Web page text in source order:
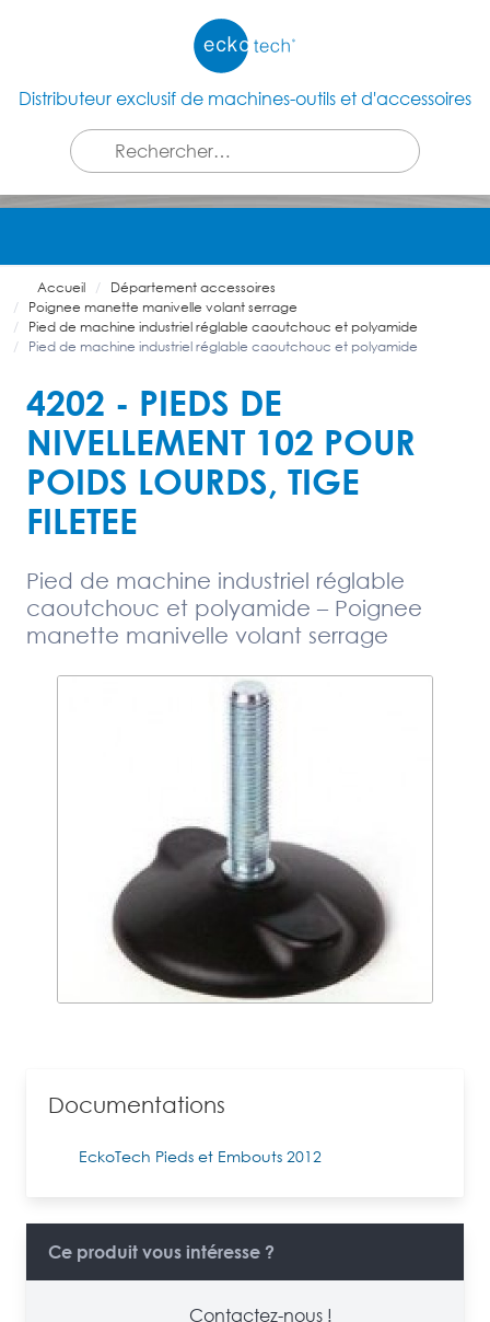
Distributeur exclusif de machines-outils et d'accessoires
Accueil
Département accessoires
Poignee manette manivelle volant serrage
Pied de machine industriel réglable caoutchouc et polyamide
Pied de machine industriel réglable caoutchouc et polyamide
4202 - PIEDS DE
NIVELLEMENT 102 POUR
POIDS LOURDS, TIGE
FILETEE
Pied de machine industriel réglable
caoutchouc et polyamide – Poignee
manette manivelle volant serrage
Documentations
EckoTech Pieds et Embouts 2012
Ce produit vous intéresse ?
Contactez-nous !